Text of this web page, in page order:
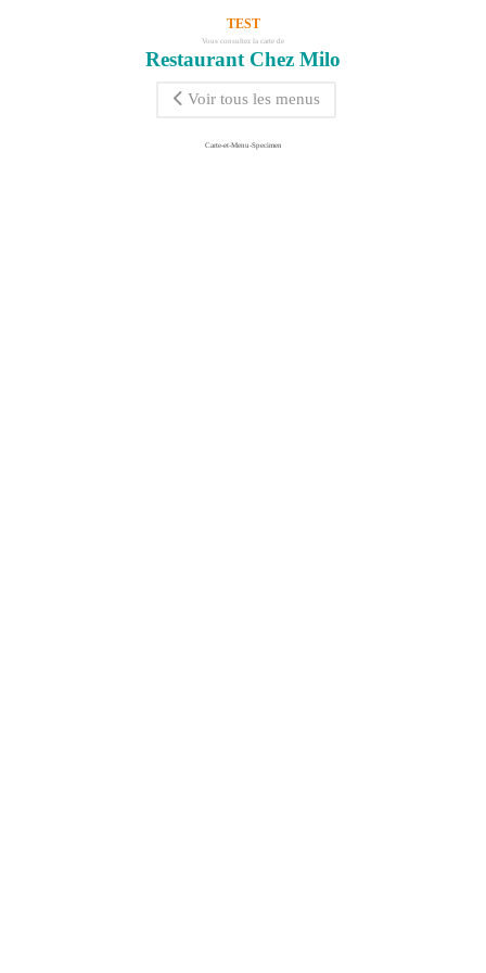
TEST
Vous consultez la carte de
Restaurant Chez Milo
Voir tous les menus
Carte-et-Menu-Specimen